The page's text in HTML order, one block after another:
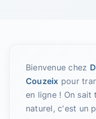
Bienvenue chez
Couzeix pour
en ligne ! On sait
naturel, c'est un